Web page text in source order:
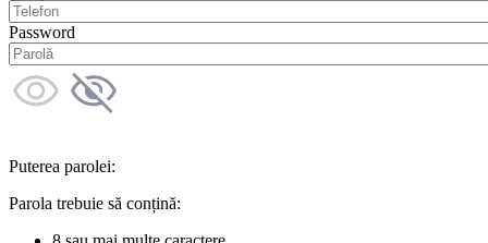
Password
Puterea parolei:
Parola trebuie să conțină: